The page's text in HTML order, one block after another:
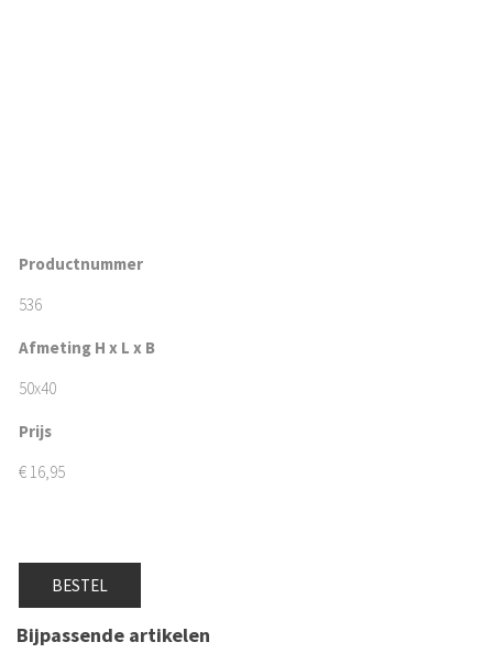
Productnummer
536
Afmeting H x L x B
50x40
Prijs
€ 16,95
BESTEL
Bijpassende artikelen